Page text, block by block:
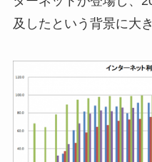
及したという背景に大